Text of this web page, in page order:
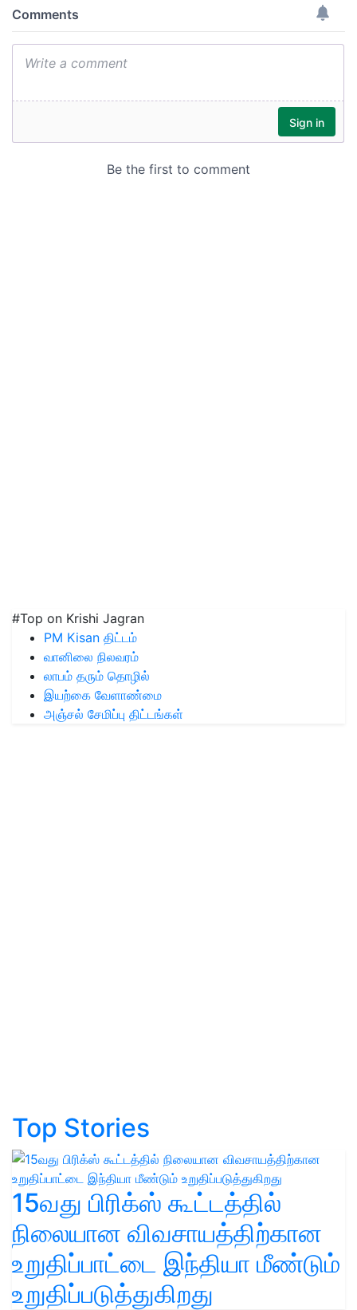
#Top on Krishi Jagran
PM Kisan திட்டம்
வானிலை நிலவரம்
லாபம் தரும் தொழில்
இயற்கை வேளாண்மை
அஞ்சல் சேமிப்பு திட்டங்கள்
Top Stories
15வது பிரிக்ஸ் கூட்டத்தில்
நிலையான விவசாயத்திற்கான
உறுதிப்பாட்டை இந்தியா மீண்டும்
உறுதிப்படுத்துகிறது